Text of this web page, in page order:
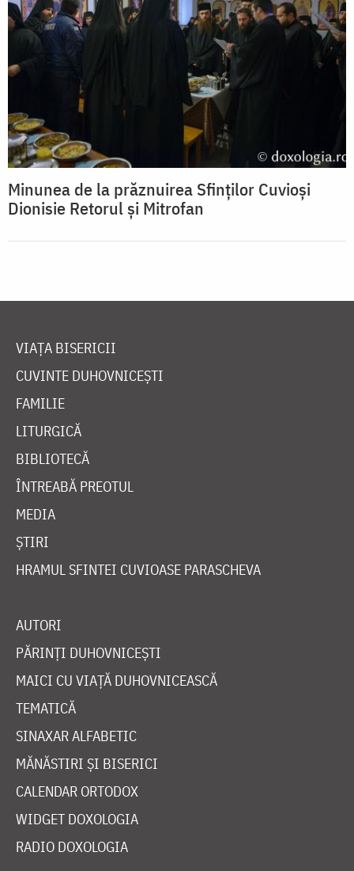
Minunea de la prăznuirea Sfinților Cuvioși
Dionisie Retorul și Mitrofan
VIAȚA BISERICII
CUVINTE DUHOVNICEȘTI
FAMILIE
LITURGICĂ
BIBLIOTECĂ
ÎNTREABĂ PREOTUL
MEDIA
ȘTIRI
HRAMUL SFINTEI CUVIOASE PARASCHEVA
AUTORI
PĂRINȚI DUHOVNICEȘTI
MAICI CU VIAȚĂ DUHOVNICEASCĂ
TEMATICĂ
SINAXAR ALFABETIC
MĂNĂSTIRI ȘI BISERICI
CALENDAR ORTODOX
WIDGET DOXOLOGIA
RADIO DOXOLOGIA